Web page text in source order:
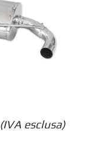
(IVA esclusa)